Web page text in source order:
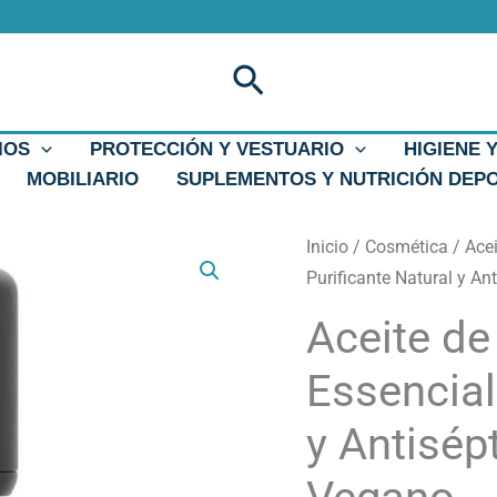
Buscar
PROTECCIÓN Y VESTUARIO
HIGIENE
MOBILIARIO
SUPLEMENTOS Y NUTRICIÓN
Inicio / Cosmética /
Purificante Natural y
Aceite
y
Aceite
de
del
Té
10
ml
Essenciales